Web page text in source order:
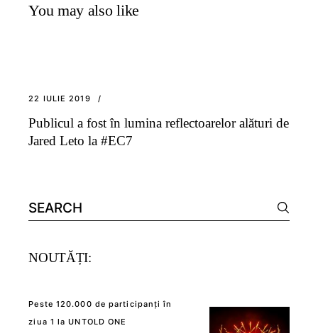
You may also like
22 IULIE 2019
Publicul a fost în lumina reflectoarelor alături de
Jared Leto la #EC7
Search
for:
NOUTĂȚI:
Peste 120.000 de participanți în
ziua 1 la UNTOLD ONE